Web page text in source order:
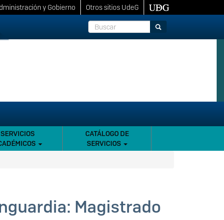
y Gobierno
Otros sitios UdeG
Buscar
Buscar
SERVICIOS
CATÁLOGO DE
SERVICIOS
Magistrado